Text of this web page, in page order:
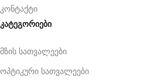
კონტაქტი
კატეგორიები
მზის სათვალეები
ოპტიკური სათვალეები